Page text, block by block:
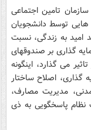
تامین اجتماعی
توسط دانشجویان
به زندگی، نسبت
گذاری بر صندوقهای
می گذارد، اینگونه
اصلاح ساختار
مدیریت مصارف،
نظام پاسخگویی به ذی